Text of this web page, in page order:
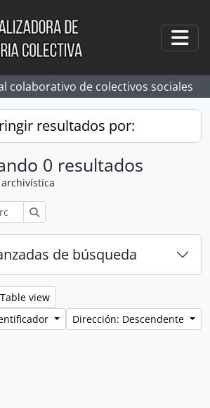
colaborativo de colectivos sociales
resultados por:
0 resultados
de búsqueda
Table view
Dirección: Descendente